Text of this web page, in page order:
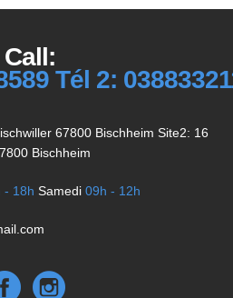
Call:
Tél 2:
67800 Bischheim Site2: 16
Bischheim
- 18h Samedi 09h - 12h